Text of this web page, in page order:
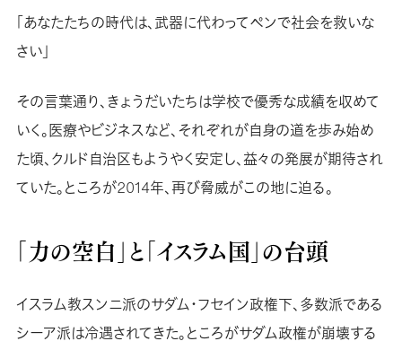
「あなたたちの時代は、武器に代わってペンで社会を救いな
さい」
その言葉通り、きょうだいたちは学校で優秀な成績を収めて
いく。医療やビジネスなど、それぞれが自身の道を歩み始め
た頃、クルド自治区もようやく安定し、益々の発展が期待され
ていた。ところが2014年、再び脅威がこの地に迫る。
「力の空白」と「イスラム国」の台頭
イスラム教スンニ派のサダム・フセイン政権下、多数派である
シーア派は冷遇されてきた。ところがサダム政権が崩壊する